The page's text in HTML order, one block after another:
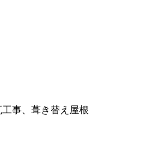
事、葺き替え屋根